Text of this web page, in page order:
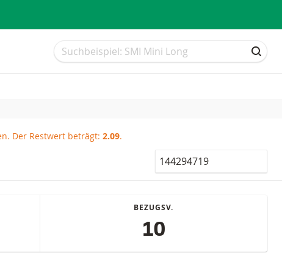
Suche
Suche
Der Restwert beträgt: 2.09.
Valor
BEZUGSV.
10